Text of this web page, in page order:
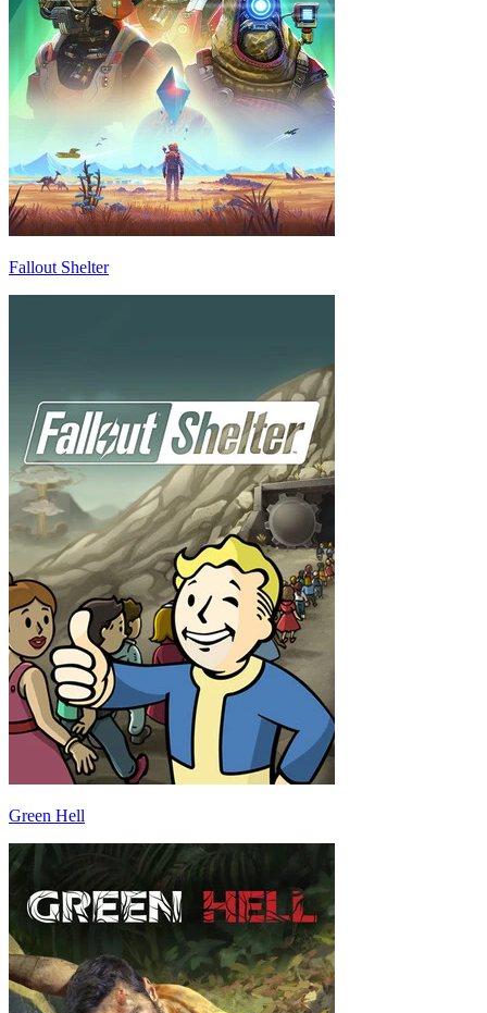
Fallout Shelter
Green Hell